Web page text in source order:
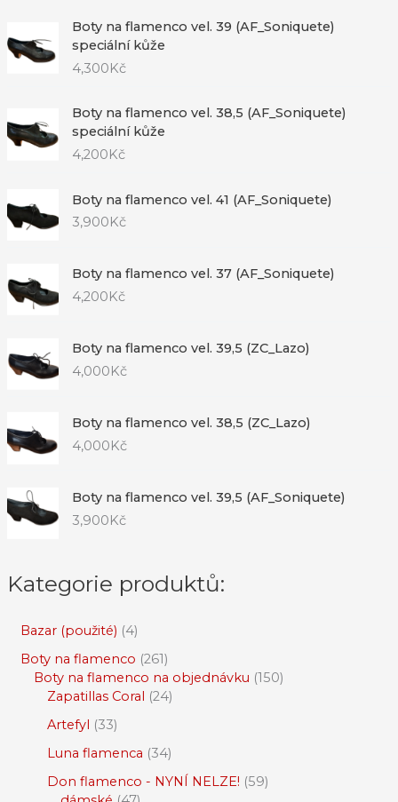
Boty na flamenco vel. 39 (AF_Soniquete)
speciální kůže
4,300Kč
Boty na flamenco vel. 38,5 (AF_Soniquete)
speciální kůže
4,200Kč
Boty na flamenco vel. 41 (AF_Soniquete)
3,900 Kč
Boty na flamenco vel. 37 (AF_Soniquete)
4,200Kč
Boty na flamenco vel. 39,5 (ZC_Lazo)
4,000Kč
Boty na flamenco vel. 38,5 (ZC_Lazo)
4,000Kč
Boty na flamenco vel. 39,5 (AF_Soniquete)
3,900Kč
Kategorie produktů:
Bazar (použité) 4
Boty na flamenco 261
Boty na flamenco na objednávku 150
Zapatillas Coral 24
Artefyl 33
Luna flamenca 34
Don flamenco - NYNÍ NELZE! 59